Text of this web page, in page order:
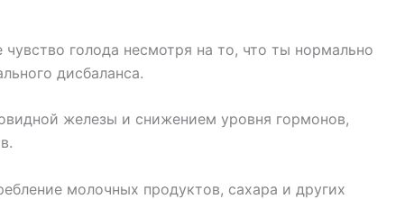
голода несмотря на то, что ты нормально
дисбаланса.
железы и снижением уровня гормонов,
молочных продуктов, сахара и других